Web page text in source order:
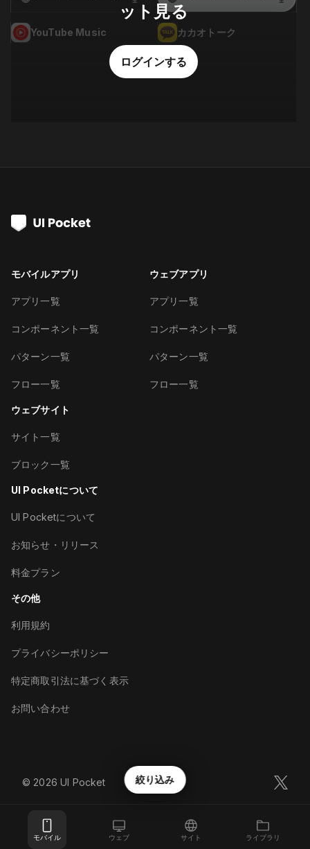
モバイル ウェブ サイト ライブラリ
絞り込み
YouTube Music カカオトーク
ット見る
ログインする
モバイルアプリ
アプリ一覧
コンポーネント一覧
パターン一覧
フロー一覧
ウェブアプリ
アプリ一覧
コンポーネント一覧
パターン一覧
フロー一覧
ウェブサイト
サイト一覧
ブロック一覧
UI Pocketについて
UI Pocketについて
お知らせ・リリース
料金プラン
その他
利用規約
プライバシーポリシー
特定商取引法に基づく表示
お問い合わせ
©︎ 2026 UI Pocket